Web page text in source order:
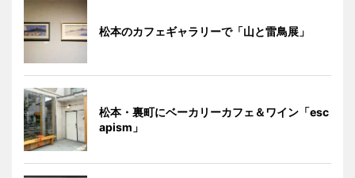
松本のカフェギャラリーで「山と雷鳥展」
松本・裏町にベーカリーカフェ＆ワイン「esc
apism」